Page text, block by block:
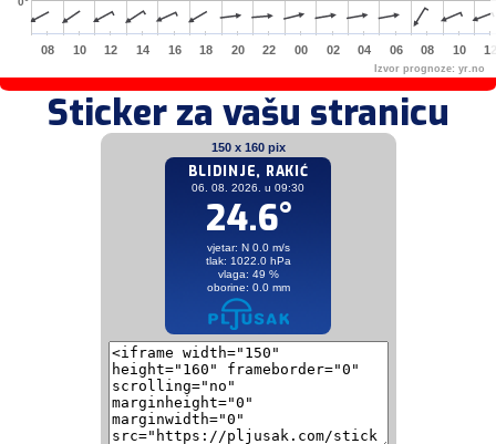
Izvor prognoze: yr.no
08 10 12 14 16 18 20 22 00 02 04 06 08 10
Sticker za vašu stranicu
150 x 160 pix